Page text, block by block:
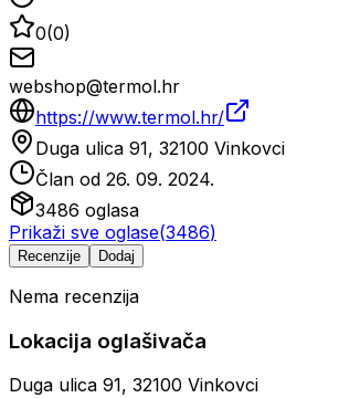
0(0)
webshop@termol.hr
https://www.termol.hr/
Duga ulica 91, 32100 Vinkovci
Član od 26. 09. 2024.
3486 oglasa
Prikaži sve oglase(3486)
Recenzije Dodaj
Nema recenzija
Lokacija oglašivača
Duga ulica 91, 32100 Vinkovci